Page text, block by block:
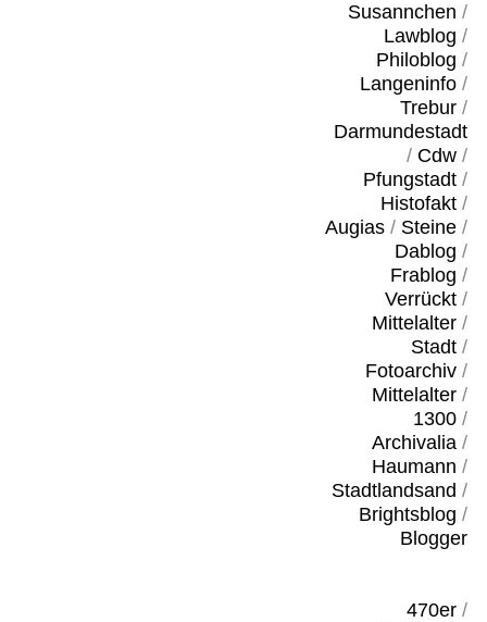
Susannchen /
Lawblog /
Philoblog /
Langeninfo/
Trebur/
Darmundestadt
/ Cdw/
Pfungstadt/
Histofakt/
Augias/ Steine/
Dablog /
Frablog /
Verrückt/
Mittelalter/
Stadt/
Fotoarchiv/
Mittelalter/
1300/
Archivalia/
Haumann /
Stadtlandsand /
Brightsblog /
Blogger
470er/